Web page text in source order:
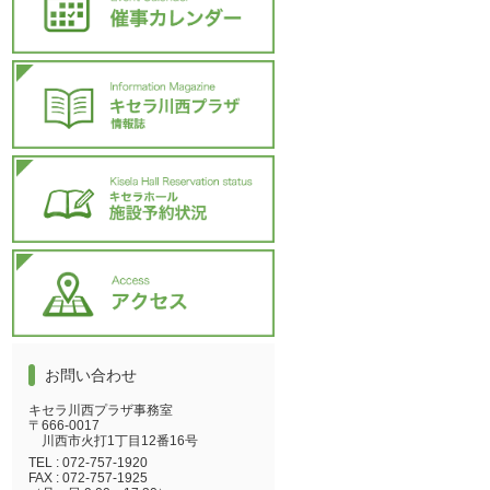
お問い合わせ
キセラ川西プラザ事務室
〒666-0017
川西市火打1丁目12番16号
TEL : 072-757-1920
FAX : 072-757-1925